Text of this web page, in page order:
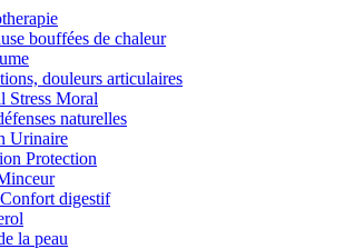
bouffées de chaleur
douleurs articulaires
Stress Moral
naturelles
Urinaire
Protection
digestif
la peau